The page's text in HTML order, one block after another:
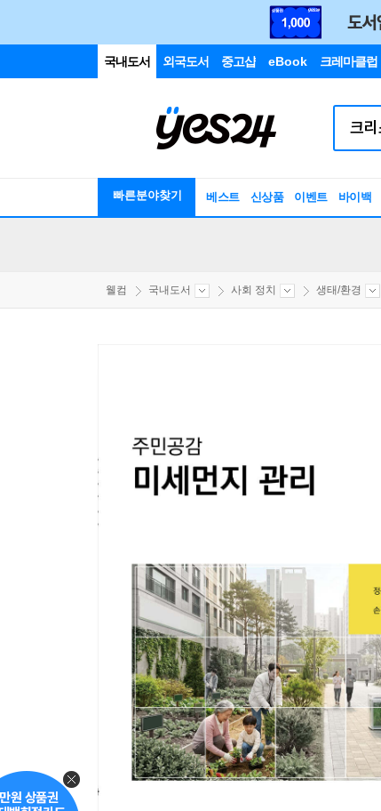
국내도서 외국도서 중고샵 eBook 크레마클럽
빠른분야찾기 베스트 신상품 이벤트 바이백
웰컴 국내도서 사회 정치 생태/환경